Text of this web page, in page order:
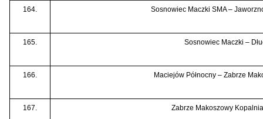
164. Sosnowiec Maczki SMA –
165. Sosnowiec Maczki –
166. Maciejów Północny – Zabrze
167. Zabrze Makoszowy